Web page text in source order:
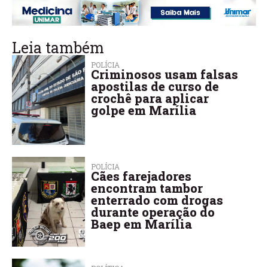
Leia também
POLÍCIA
Criminosos usam falsas
apostilas de curso de
crochê para aplicar
golpe em Marília
POLÍCIA
Cães farejadores
encontram tambor
enterrado com drogas
durante operação do
Baep em Marília